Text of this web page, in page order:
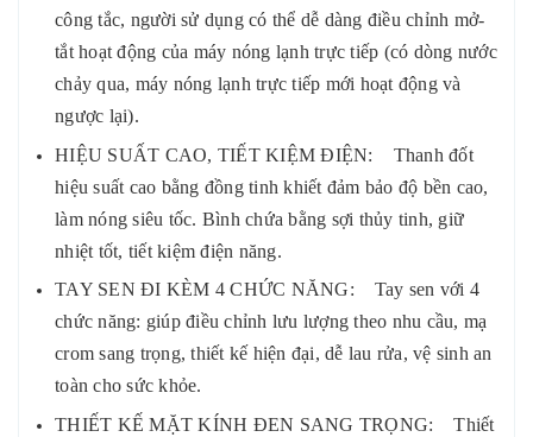
công tắc, người sử dụng có thể dễ dàng điều chỉnh mở-
tắt hoạt động của máy nóng lạnh trực tiếp (có dòng nước
chảy qua, máy nóng lạnh trực tiếp mới hoạt động và
ngược lại).
HIỆU SUẤT CAO, TIẾT KIỆM ĐIỆN: Thanh đốt
hiệu suất cao bằng đồng tinh khiết đảm bảo độ bền cao,
làm nóng siêu tốc. Bình chứa bằng sợi thủy tinh, giữ
nhiệt tốt, tiết kiệm điện năng.
TAY SEN ĐI KÈM 4 CHỨC NĂNG: Tay sen với 4
chức năng: giúp điều chỉnh lưu lượng theo nhu cầu, mạ
crom sang trọng, thiết kế hiện đại, dễ lau rửa, vệ sinh an
toàn cho sức khỏe.
THIẾT KẾ MẶT KÍNH ĐEN SANG TRỌNG: Thiết